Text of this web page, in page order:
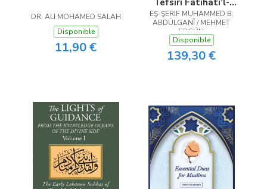
DR. ALI MOHAMED SALAH
Disponible
11,90 €
Kitâb
EŞ-ŞERIF MUHAMMED B.
ABDÜLGANÎ / MEHMET
ERGÜN
Disponible
139,30 €